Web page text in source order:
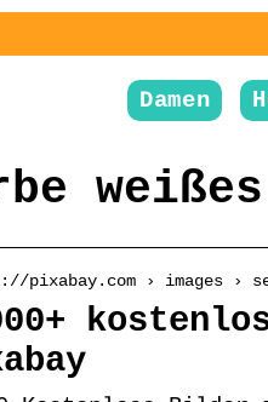
Damen
pixabay.com › images ›